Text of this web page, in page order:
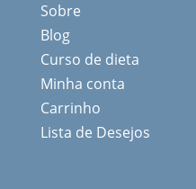
Sobre
Blog
Curso de dieta
Minha conta
Carrinho
Lista de Desejos